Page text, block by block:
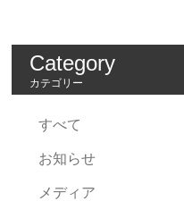
Category
カテゴリー
すべて
お知らせ
メディア